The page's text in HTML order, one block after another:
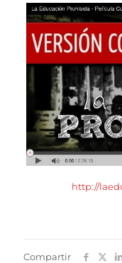
http://
Compartir